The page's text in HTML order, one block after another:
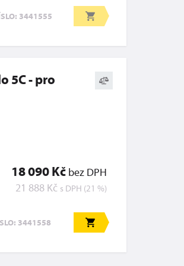
3441555
5C - pro
18 090 Kč bez DPH
21 888 Kč s DPH (21 %)
3441558